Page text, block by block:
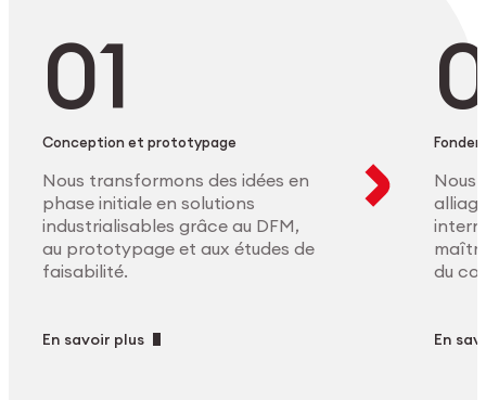
Conception et prototypage
Nous transformons des idées en
phase initiale en solutions
industrialisables grâce au DFM,
au prototypage et aux études de
faisabilité.
En savoir plus
Nous
du
En